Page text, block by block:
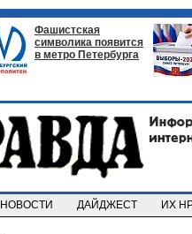
Фашистская
символика появится
в метро Петербурга
НОВОСТИ ДАЙДЖЕСТ ИХ